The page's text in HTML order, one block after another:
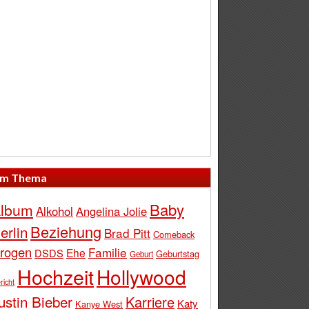
Thema
Alkohol Angelina Jolie Baby
Beziehung Brad Pitt Comeback
DSDS Ehe Familie Geburt Geburtstag
HochzeitHollywood
Bieber Kanye West Karriere Katy